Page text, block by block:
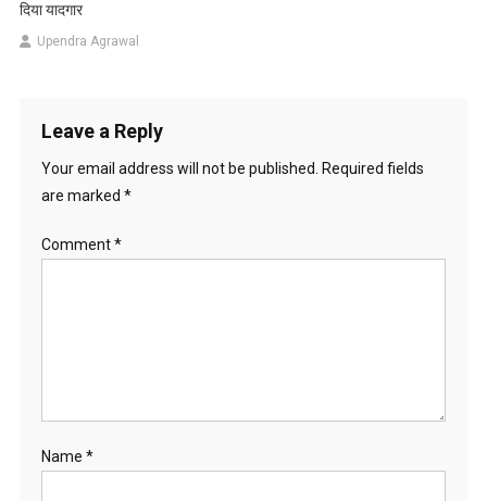
दिया यादगार
Upendra Agrawal
Leave a Reply
Your email address will not be published.
Required fields
are marked *
Comment*
Name *